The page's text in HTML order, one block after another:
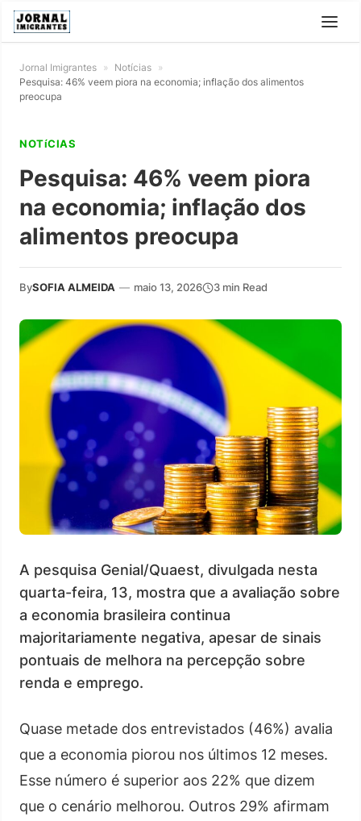
Jornal Imigrantes » Notícias »
Pesquisa: 46% veem piora na economia; inflação dos alimentos
preocupa
NOTíCIAS
Pesquisa: 46% veem piora
na economia; inflação dos
alimentos preocupa
BySOFIA ALMEIDA — maio 13, 2026 3 min Read
A pesquisa Genial/Quaest, divulgada nesta
quarta-feira, 13, mostra que a avaliação sobre
a economia brasileira continua
majoritariamente negativa, apesar de sinais
pontuais de melhora na percepção sobre
renda e emprego.
Quase metade dos entrevistados (46%) avalia
que a economia piorou nos últimos 12 meses.
Esse número é superior aos 22% que dizem
que o cenário melhorou. Outros 29% afirmam